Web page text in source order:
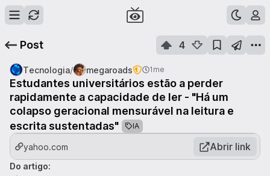
Post 4
Tecnologia/ megaroads 1me
Estudantes universitários estão a perder
rapidamente a capacidade de ler - "Há um
colapso geracional mensurável na leitura e
escrita sustentadas"
IA
yahoo.com Abrir link
Do artigo: